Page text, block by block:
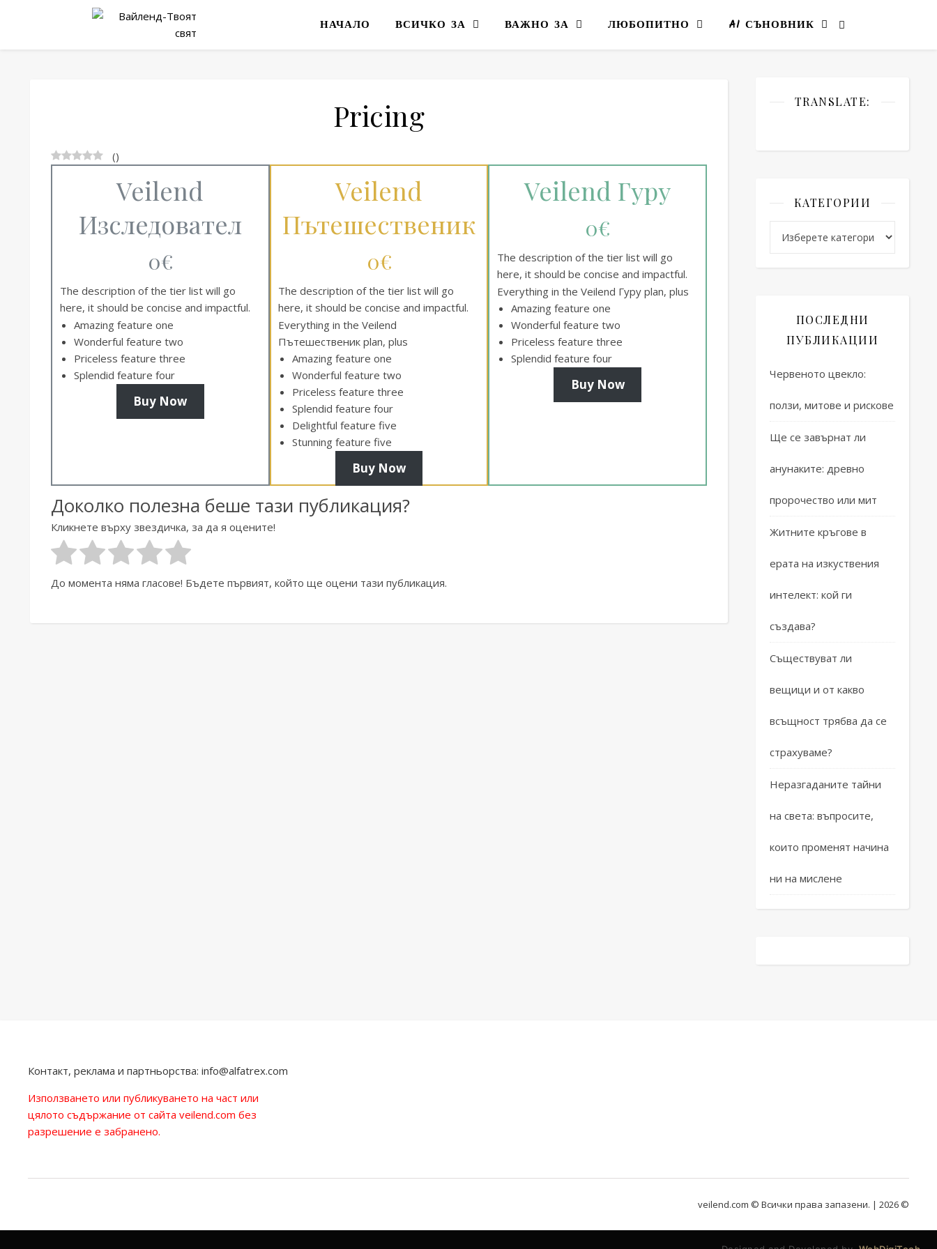
НАЧАЛО ВСИЧКО ЗА ВАЖНО ЗА ЛЮБОПИТНО AI СЪНОВНИК
Pricing
()
Veilend
Изследовател
0€
The description of the tier list will go
here, it should be concise and impactful.
Amazing feature one
Wonderful feature two
Priceless feature three
Splendid feature four
Buy Now
Veilend
Пътешественик
0€
The description of the tier list will go
here, it should be concise and impactful.
Everything in the Veilend
Пътешественик plan, plus
Amazing feature one
Wonderful feature two
Priceless feature three
Splendid feature four
Delightful feature five
Stunning feature five
Buy Now
Veilend Гуру
0€
The description of the tier list will go
here, it should be concise and impactful.
Everything in the Veilend Гуру plan, plus
Amazing feature one
Wonderful feature two
Priceless feature three
Splendid feature four
Buy Now
Доколко полезна беше тази публикация?
Кликнете върху звездичка, за да я оцените!
До момента няма гласове! Бъдете първият, който ще оцени тази публикация.
TRANSLATE:
КАТЕГОРИИ
ПОСЛЕДНИ
ПУБЛИКАЦИИ
Червеното цвекло:
ползи, митове и рискове
Ще се завърнат ли
анунаките: древно
пророчество или мит
Житните кръгове в
ерата на изкуствения
интелект: кой ги
създава?
Съществуват ли
вещици и от какво
всъщност трябва да се
страхуваме?
Неразгаданите тайни
на света: въпросите,
които променят начина
ни на мислене
Контакт, реклама и партньорства: info@alfatrex.com
Използването или публикуването на част или
цялото съдържание от сайта veilend.com без
разрешение е забранено.
veilend.com © Всички права запазени. | 2026 ©